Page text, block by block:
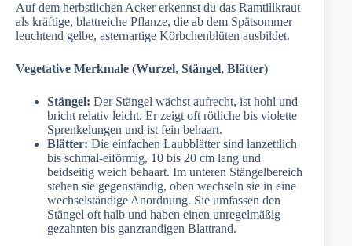
Auf dem herbstlichen Acker erkennst du das Ramtillkraut
als kräftige, blattreiche Pflanze, die ab dem Spätsommer
leuchtend gelbe, asternartige Körbchenblüten ausbildet.
Vegetative Merkmale (Wurzel, Stängel, Blätter)
Stängel: Der Stängel wächst aufrecht, ist hohl und
bricht relativ leicht. Er zeigt oft rötliche bis violette
Sprenkelungen und ist fein behaart.
Blätter: Die einfachen Laubblätter sind lanzettlich
bis schmal-eiförmig, 10 bis 20 cm lang und
beidseitig weich behaart. Im unteren Stängelbereich
stehen sie gegenständig, oben wechseln sie in eine
wechselständige Anordnung. Sie umfassen den
Stängel oft halb und haben einen unregelmäßig
gezahnten bis ganzrandigen Blattrand.